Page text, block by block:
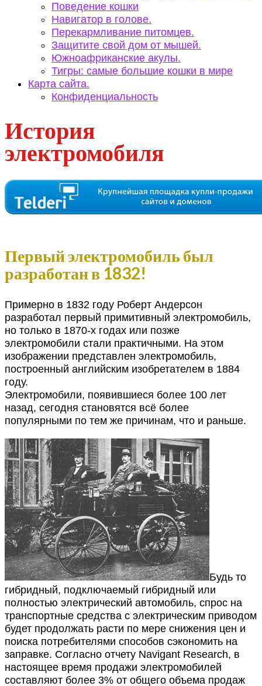
Поведение кошки
Навигатор в голове.
Перекармливание питомцев.
Защитите свой дом от мышей.
Южноафриканские акулы.
Тигры: самые большие кошки в мире
Карта сайта.
Конфиденциальность
История
электромобиля
Первый электромобиль был
разработан в 1832!
Примерно в 1832 году Роберт Андерсон
разработал первый примитивный электромобиль,
но только в 1870-х годах или позже
электромобили стали практичными. На этом
изображении представлен электромобиль,
построенный английским изобретателем в 1884
году.
Электромобили, появившиеся более 100 лет
назад, сегодня становятся всё более
популярными по тем же причинам, что и раньше.
Будь то
гибридный, подключаемый гибридный или
полностью электрический автомобиль, спрос на
транспортные средства с электрическим приводом
будет продолжать расти по мере снижения цен и
поиска потребителями способов сэкономить на
заправке. Согласно отчету Navigant Research, в
настоящее время продажи электромобилей
составляют более 3% от общего объема продаж